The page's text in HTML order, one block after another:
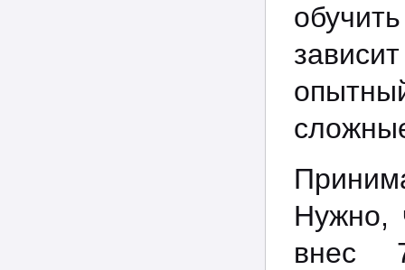
Нужно,
внес